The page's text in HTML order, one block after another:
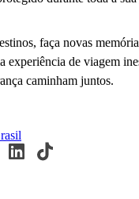
faça novas
experiência de viagem
caminham juntos.